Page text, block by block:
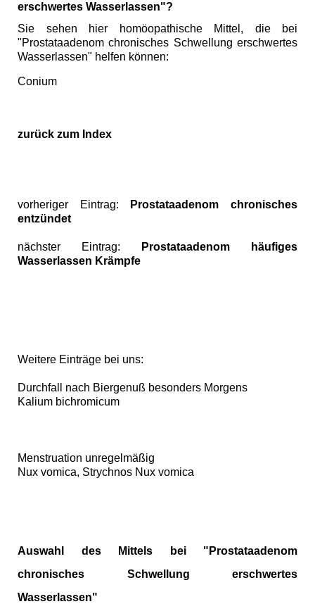
erschwertes Wasserlassen"?
Sie sehen hier homöopathische Mittel, die bei
"Prostataadenom chronisches Schwellung erschwertes
Wasserlassen" helfen können:
Conium
zurück zum Index
vorheriger Eintrag:
Prostataadenom chronisches
entzündet
nächster Eintrag:
Prostataadenom häufiges
Wasserlassen Krämpfe
Weitere Einträge bei uns:
Durchfall nach Biergenuß besonders Morgens
Kalium bichromicum
Menstruation unregelmäßig
Nux vomica, Strychnos Nux vomica
Auswahl des Mittels bei "Prostataadenom
chronisches Schwellung erschwertes
Wasserlassen"